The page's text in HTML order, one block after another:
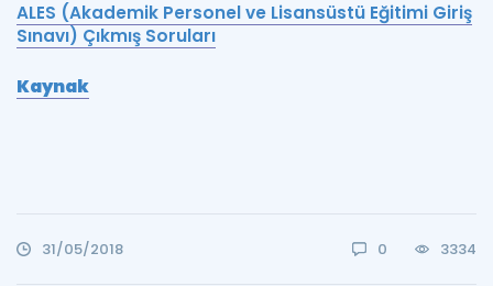
ALES (Akademik Personel ve Lisansüstü Eğitimi Giriş
Sınavı) Çıkmış Soruları
Kaynak
31/05/2018 0 3334